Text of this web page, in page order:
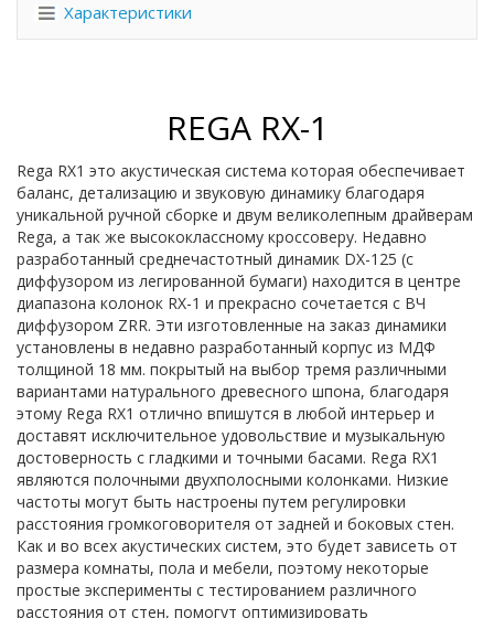
Характеристики
REGA RX-1
Rega RX1 это акустическая система которая обеспечивает
баланс, детализацию и звуковую динамику благодаря
уникальной ручной сборке и двум великолепным драйверам
Rega, а так же высококлассному кроссоверу. Недавно
разработанный среднечастотный динамик DX-125 (с
диффузором из легированной бумаги) находится в центре
диапазона колонок RX-1 и прекрасно сочетается с ВЧ
диффузором ZRR. Эти изготовленные на заказ динамики
установлены в недавно разработанный корпус из МДФ
толщиной 18 мм. покрытый на выбор тремя различными
вариантами натурального древесного шпона, благодаря
этому Rega RX1 отлично впишутся в любой интерьер и
доставят исключительное удовольствие и музыкальную
достоверность с гладкими и точными басами. Rega RX1
являются полочными двухполосными колонками. Низкие
частоты могут быть настроены путем регулировки
расстояния громкоговорителя от задней и боковых стен.
Как и во всех акустических систем, это будет зависеть от
размера комнаты, пола и мебели, поэтому некоторые
простые эксперименты с тестированием различного
расстояния от стен, помогут оптимизировать